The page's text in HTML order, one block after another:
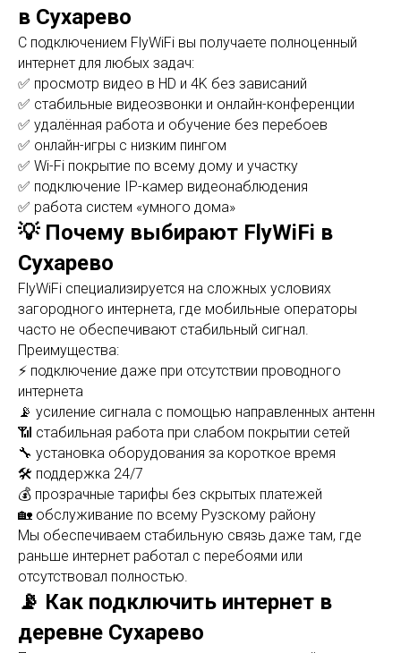
в Сухарево
С подключением FlyWiFi вы получаете полноценный
интернет для любых задач:
✅ просмотр видео в HD и 4K без зависаний
✅ стабильные видеозвонки и онлайн-конференции
✅ удалённая работа и обучение без перебоев
✅ онлайн-игры с низким пингом
✅ Wi-Fi покрытие по всему дому и участку
✅ подключение IP-камер видеонаблюдения
✅ работа систем «умного дома»
💡 Почему выбирают FlyWiFi в
Сухарево
FlyWiFi специализируется на сложных условиях
загородного интернета, где мобильные операторы
часто не обеспечивают стабильный сигнал.
Преимущества:
⚡ подключение даже при отсутствии проводного
интернета
📡 усиление сигнала с помощью направленных антенн
📶 стабильная работа при слабом покрытии сетей
🔧 установка оборудования за короткое время
🛠 поддержка 24/7
💰 прозрачные тарифы без скрытых платежей
🏡 обслуживание по всему Рузскому району
Мы обеспечиваем стабильную связь даже там, где
раньше интернет работал с перебоями или
отсутствовал полностью.
📡 Как подключить интернет в
деревне Сухарево